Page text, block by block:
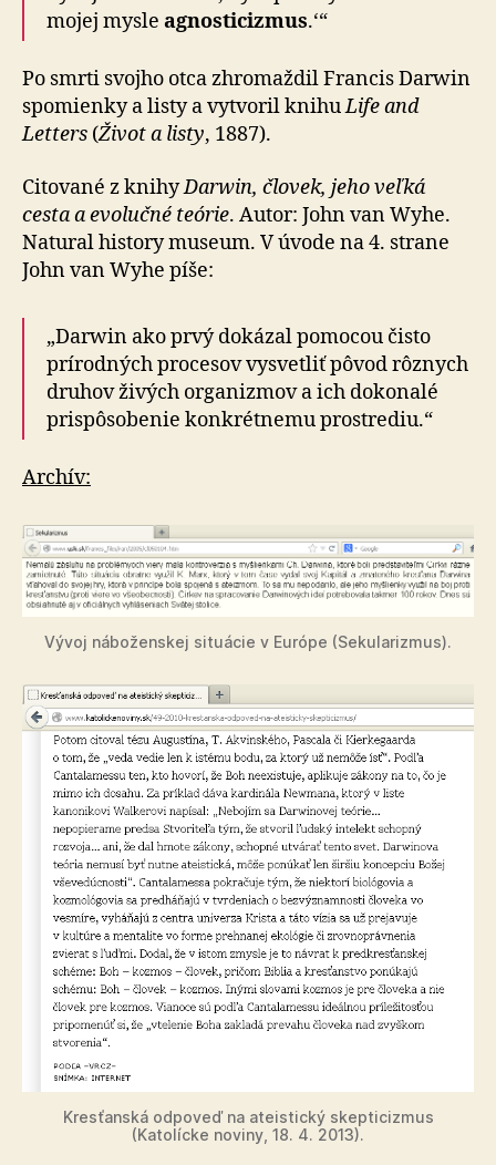
mojej mysle agnosticizmus.‘“
Po smrti svojho otca zhromaždil Francis Darwin
spomienky a listy a vytvoril knihuLife and
Letters (Život a listy, 1887).
Citované z knihyDarwin, človek, jeho veľká
cesta a evolučné teórie. Autor: John van Wyhe.
Natural history museum. V úvode na 4. strane
John van Wyhe píše:
„Darwin ako prvý dokázal pomocou čisto
prírodných procesov vysvetliť pôvod rôznych
druhov živých organizmov a ich dokonalé
prispôsobenie konkrétnemu prostrediu.“
Archív:
Vývoj náboženskej situácie v Európe (Sekularizmus).
Kresťanská odpoveď na ateistický skepticizmus
(Katolícke noviny, 18. 4. 2013).